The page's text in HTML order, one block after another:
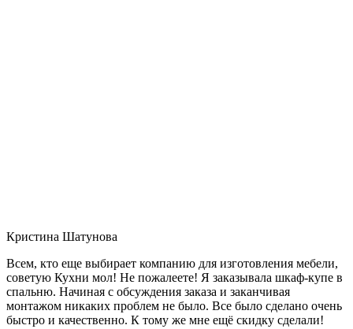
Кристина Шатунова
Всем, кто еще выбирает компанию для изготовления мебели,
советую Кухни мол! Не пожалеете! Я заказывала шкаф-купе в
спальню. Начиная с обсуждения заказа и заканчивая
монтажом никаких проблем не было. Все было сделано очень
быстро и качественно. К тому же мне ещё скидку сделали!